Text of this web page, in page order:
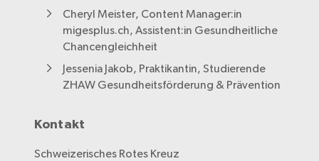
Cheryl Meister, Content Manager:in
migesplus.ch, Assistent:in Gesundheitliche
Chancengleichheit
Jessenia Jakob, Praktikantin, Studierende
ZHAW Gesundheitsförderung & Prävention
Kontakt
Schweizerisches Rotes Kreuz